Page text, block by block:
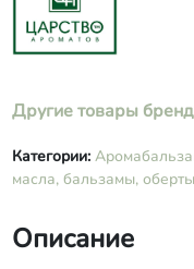
Другие товары
Категории:
масла, бальзамы,
Описание